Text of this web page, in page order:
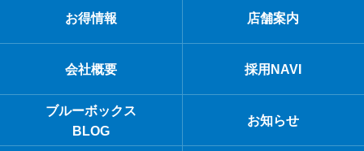
お得情報 店舗案内
会社概要 採用NAVI
ブルーボックス
BLOG
お知らせ